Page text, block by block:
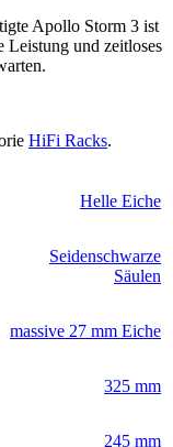
Apollo Storm 3 ist
Leistung und zeitloses
HiFi Racks.
Helle Eiche
Seidenschwarze
Säulen
massive 27 mm Eiche
325 mm
245 mm